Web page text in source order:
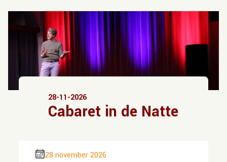
28-11-2026
Cabaret in de Natte
28 november 2026